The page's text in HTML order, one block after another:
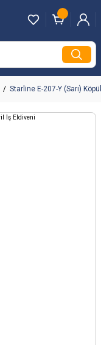
Starline E-207-Y (Sarı)